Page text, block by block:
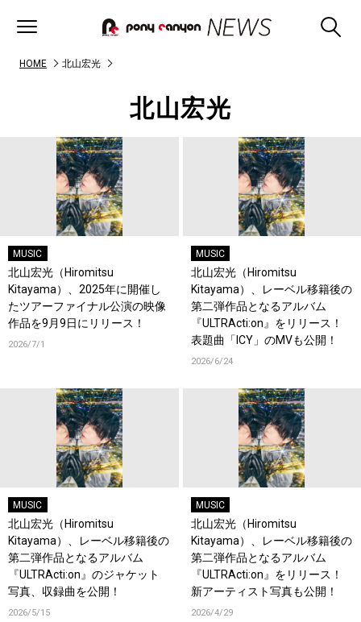
HOME 北山宏光
北山宏光
MUSIC
北山宏光（Hiromitsu
Kitayama）、2025年に開催し
たツアーファイナル公演の映像
作品を9月9日にリリース！
2026/7/1
MUSIC
北山宏光（Hiromitsu
Kitayama）、レーベル移籍後の
第二弾作品となるアルバム
『ULTRActi:on』をリリース！
表題曲「ICY」のMVも公開！
2026/6/24
MUSIC
北山宏光（Hiromitsu
Kitayama）、レーベル移籍後の
第二弾作品となるアルバム
『ULTRActi:on』のジャケット
写真、収録曲を公開！
2026/5/15
MUSIC
北山宏光（Hiromitsu
Kitayama）、レーベル移籍後の
第二弾作品となるアルバム
『ULTRActi:on』をリリース！
新アーティスト写真も公開！
2026/4/29